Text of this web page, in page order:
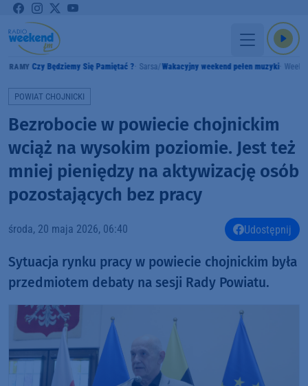
Się Pamiętać ? Sarsa Wakacyjny weekend pełen muzyki Weekend FM
POWIAT CHOJNICKI
Bezrobocie w powiecie chojnickim
wciąż na wysokim poziomie. Jest też
mniej pieniędzy na aktywizację osób
pozostających bez pracy
środa, 20 maja 2026, 06:40 Udostępnij
Sytuacja rynku pracy w powiecie chojnickim była
przedmiotem debaty na sesji Rady Powiatu.